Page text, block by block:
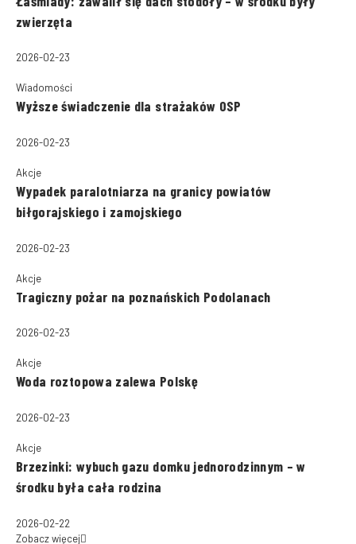
zwierzęta
2026-02-23
Wiadomości
Wyższe świadczenie dla strażaków OSP
2026-02-23
Akcje
Wypadek paralotniarza na granicy powiatów
biłgorajskiego i zamojskiego
2026-02-23
Akcje
Tragiczny pożar na poznańskich Podolanach
2026-02-23
Akcje
Woda roztopowa zalewa Polskę
2026-02-23
Akcje
Brzezinki: wybuch gazu domku jednorodzinnym – w
środku była cała rodzina
2026-02-22
Zobacz więcej